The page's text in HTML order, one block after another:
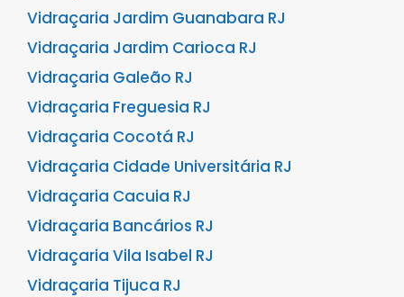
Vidraçaria Jardim Guanabara RJ
Vidraçaria Jardim Carioca RJ
Vidraçaria Galeão RJ
Vidraçaria Freguesia RJ
Vidraçaria Cocotá RJ
Vidraçaria Cidade Universitária RJ
Vidraçaria Cacuia RJ
Vidraçaria Bancários RJ
Vidraçaria Vila Isabel RJ
Vidraçaria Tijuca RJ